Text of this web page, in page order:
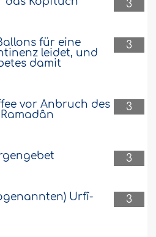
3
3
für eine
leidet, und
damit
3
vor Anbruch des
3
3
Urfî-